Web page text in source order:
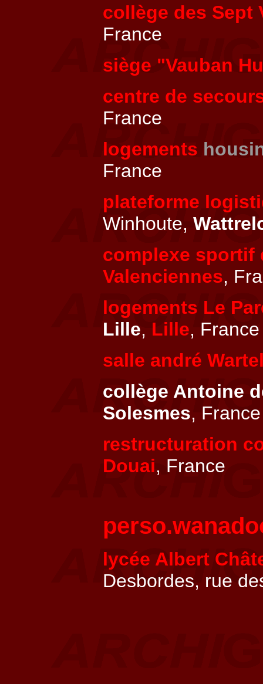
collège des Sept
France
siège "Vauban
centre de
France
logements
France
plateforme
Winhoute,
complexe sportif
Valenciennes,
logements Le
Lille, Lille, France
salle andré
collège Antoine
Solesmes, France
restructuration
Douai, France
lycée Albert
Desbordes, rue